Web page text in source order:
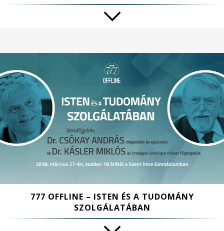
777 OFFLINE – ISTEN ÉS A TUDOMÁNY
SZOLGÁLATÁBAN